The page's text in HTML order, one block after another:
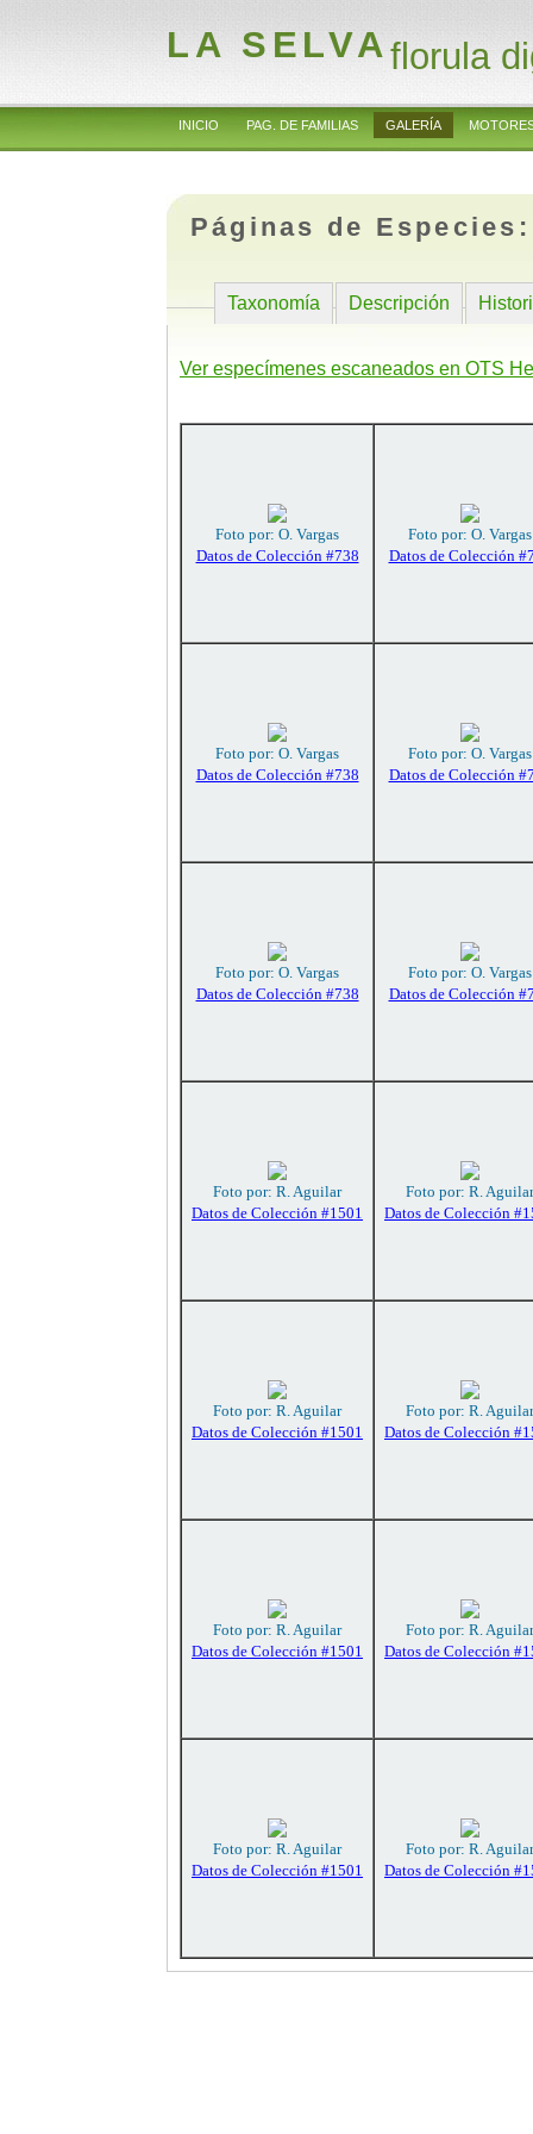
LA SELVAflorula
INICIO PAG. DE FAMILIAS GALERÍA
Páginas de
Taxonomía Descripción
Ver especímenes escaneados en OTS
Foto por: O. Vargas
Datos de Colección #738
Foto por: O. Vargas
Datos de Colección
Foto por: O. Vargas
Datos de Colección #738
Foto por: O. Vargas
Datos de Colección
Foto por: O. Vargas
Datos de Colección #738
Foto por: O. Vargas
Datos de Colección
Foto por: R. Aguilar
Datos de Colección #1501
Foto por: R. Aguilar
Datos de Colección
Foto por: R. Aguilar
Datos de Colección #1501
Foto por: R. Aguilar
Datos de Colección
Foto por: R. Aguilar
Datos de Colección #1501
Foto por: R. Aguilar
Datos de Colección
Foto por: R. Aguilar
Datos de Colección #1501
Foto por: R. Aguilar
Datos de Colección